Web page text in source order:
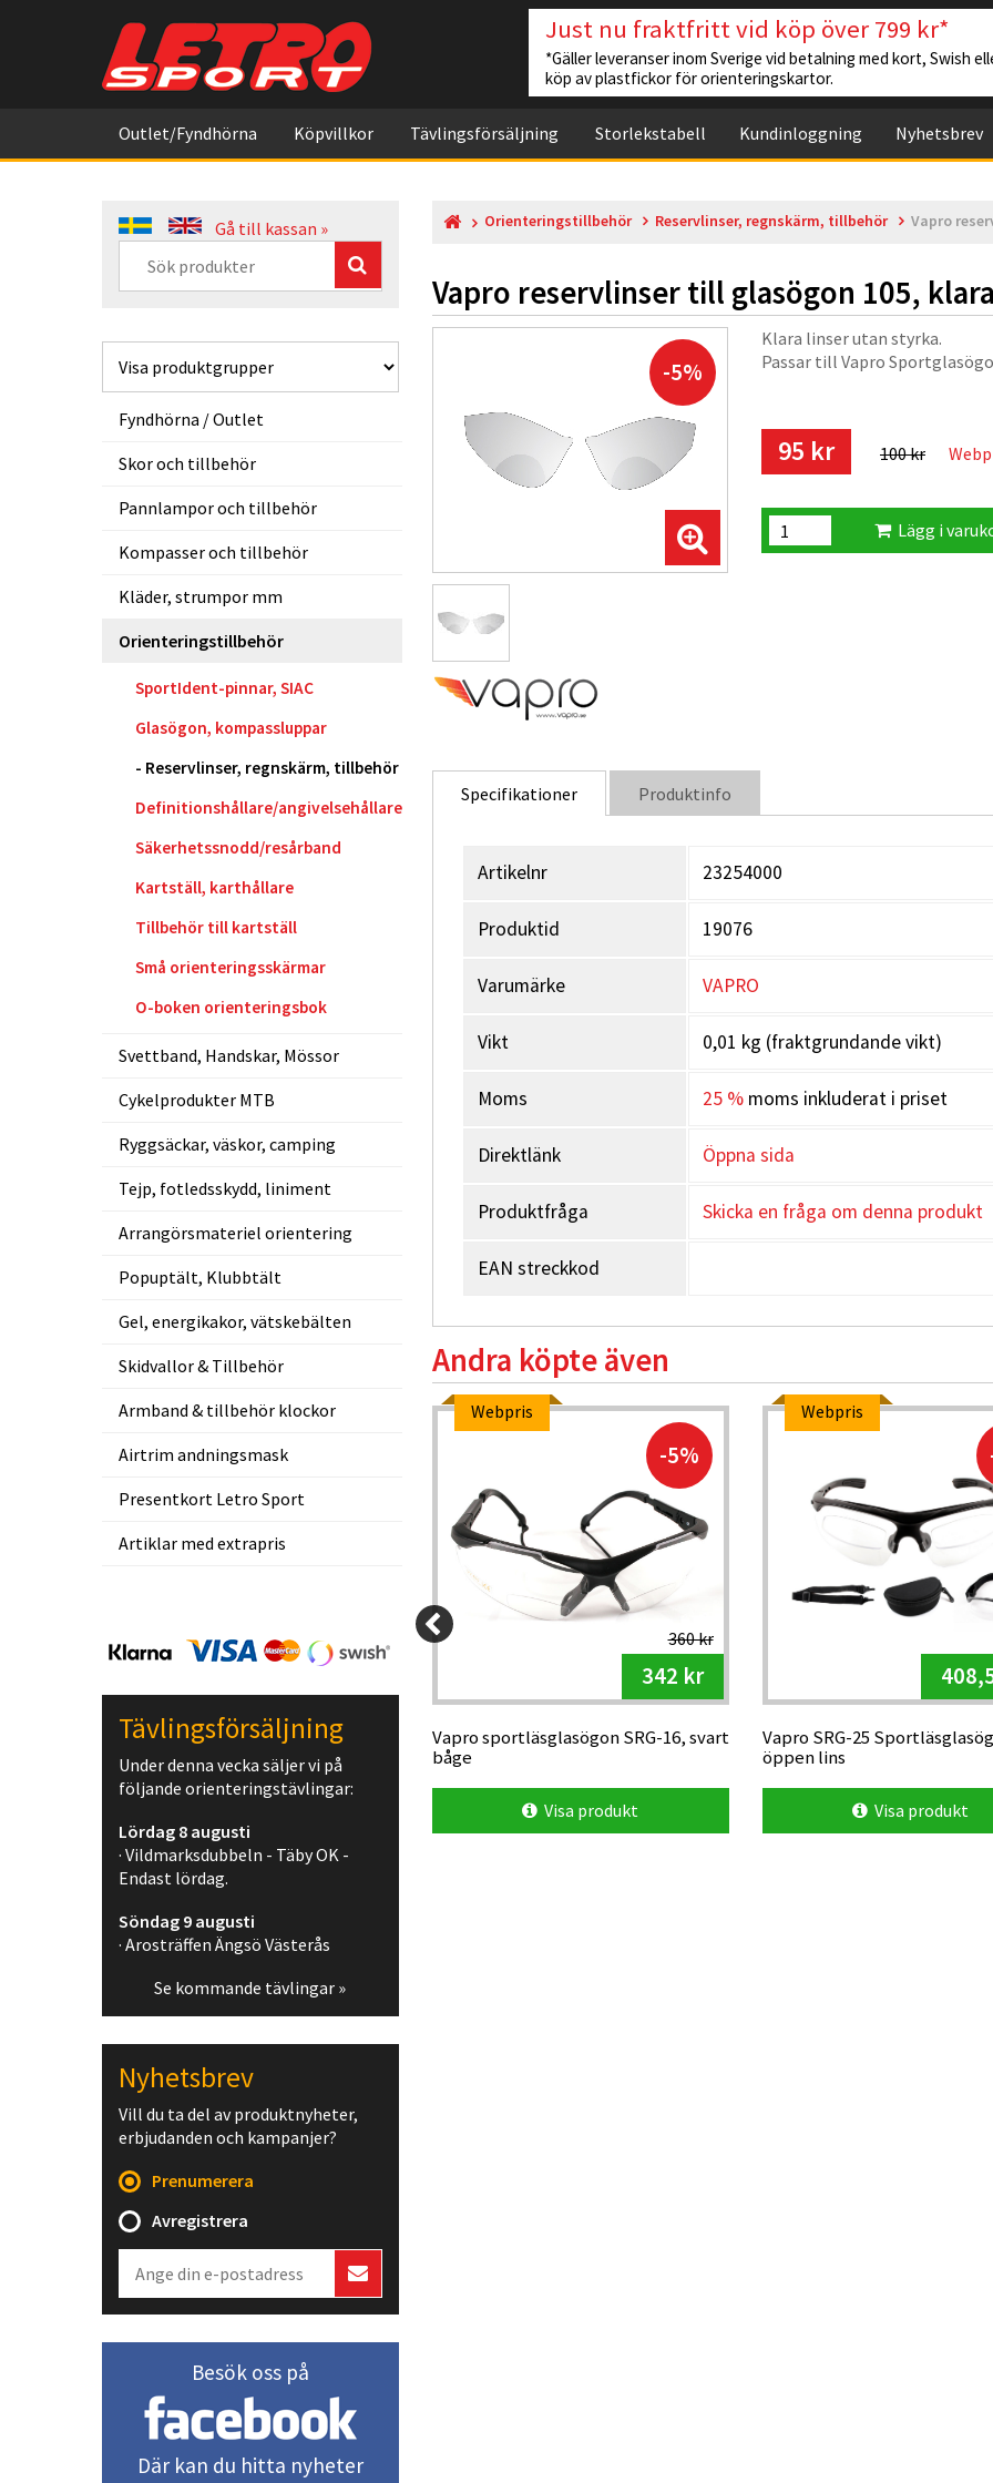
Just nu fraktfritt vid köp över 799 kr*
*Gäller leveranser inom Sverige vid betalning med kort, Swish
köp av plastfickor för orienteringskartor.
Outlet/Fyndhörna Köpvillkor Tävlingsförsäljning Storlekstabell Kundinloggning Nyhetsbrev
Gå till kassan »
Fyndhörna / Outlet
Skor och tillbehör
Pannlampor och tillbehör
Kompasser och tillbehör
Kläder, strumpor mm
Orienteringstillbehör
SportIdent-pinnar, SIAC
Glasögon, kompassluppar
Reservlinser, regnskärm, tillbehör
Definitionshållare/angivelsehållare
Säkerhetssnodd/resårband
Kartställ, karthållare
Tillbehör till kartställ
Små orienteringsskärmar
O-boken orienteringsbok
Svettband, Handskar, Mössor
Cykelprodukter MTB
Ryggsäckar, väskor, camping
Tejp, fotledsskydd, liniment
Arrangörsmateriel orientering
Popuptält, Klubbtält
Gel, energikakor, vätskebälten
Skidvallor & Tillbehör
Armband & tillbehör klockor
Airtrim andningsmask
Presentkort Letro Sport
Artiklar med extrapris
Orienteringstillbehör Reservlinser, regnskärm, tillbehör Vapro
Vapro reservlinser till glasögon 105,
-5%
Klara linser utan styrka.
Passar till Vapro
95 kr 100 kr
Lägg i
Specifikationer Produktinfo
Artikelnr 23254000
Produktid 19076
Varumärke VAPRO
Vikt 0,01 kg (fraktgrundande vikt)
Moms 25 %moms inkluderat i priset
Direktlänk Öppna sida
Produktfråga Skicka en fråga om denna produkt
EAN streckkod
Andra köpte även
Webpris
280,25 kr
Ledx förlängningskabel 100 cm
Webpris
-5%
360 kr
342 kr
Vapro sportläsglasögon SRG-16, svart
båge
Visa produkt
Webpris
Vapro SRG-25
öppen lins
Visa produkt
Tävlingsförsäljning
Under denna vecka säljer vi på
följande orienteringstävlingar:
Lördag 8 augusti
· Vildmarksdubbeln - Täby OK -
Endast lördag.
Söndag 9 augusti
· Arosträffen Ängsö Västerås
Se kommande tävlingar »
Nyhetsbrev
Vill du ta del av produktnyheter,
erbjudanden och kampanjer?
Prenumerera
Avregistrera
Besök oss på
Där kan du hitta nyheter